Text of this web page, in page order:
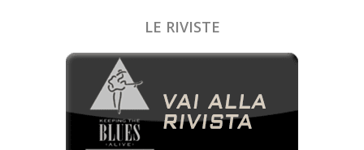
LE RIVISTE